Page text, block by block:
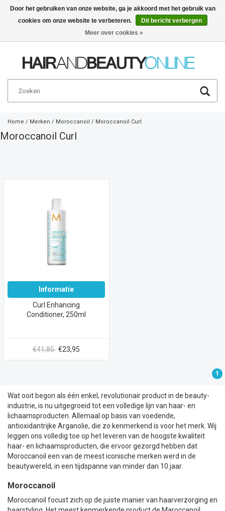
Nederlands €
Home / Merken / Moroccanoil / Moroccanoil Curl
Moroccanoil Curl
Informatie
Curl Enhancing
Conditioner, 250ml
€41,85 €23,95
1
Wat ooit begon als één enkel, revolutionair product in de beauty-
industrie, is nu uitgegroeid tot een volledige lijn van haar- en
lichaamsproducten. Allemaal op basis van voedende,
antioxidantrijke Arganolie, die zo kenmerkend is voor het merk. Wij
leggen ons volledig toe op het leveren van de hoogste kwaliteit
haar- en lichaamsproducten, die ervoor gezorgd hebben dat
Moroccanoil een van de meest iconische merken werd in de
beautywereld, in een tijdspanne van minder dan 10 jaar.
Moroccanoil
Moroccanoil focust zich op de juiste manier van haarverzorging en
Door het gebruiken van onze website, ga je akkoord met het gebruik van
cookies om onze website te verbeteren.
Dit bericht verbergen
Meer over cookies »